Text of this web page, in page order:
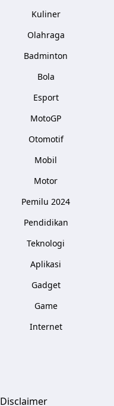
Kuliner
Olahraga
Badminton
Bola
Esport
MotoGP
Otomotif
Mobil
Motor
Pemilu 2024
Pendidikan
Teknologi
Aplikasi
Gadget
Game
Internet
Disclaimer